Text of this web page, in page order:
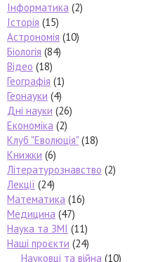
Інформатика (2)
Історія (15)
Астрономія (10)
Біологія (84)
Відео (18)
Географія (1)
Геонауки (4)
Дні науки (26)
Економіка (2)
Клуб "Еволюція" (18)
Книжки (6)
Літературознавство (2)
Лекції (24)
Математика (16)
Медицина (47)
Наука та ЗМІ (11)
Наші проєкти (24)
Науковці та війна (10)